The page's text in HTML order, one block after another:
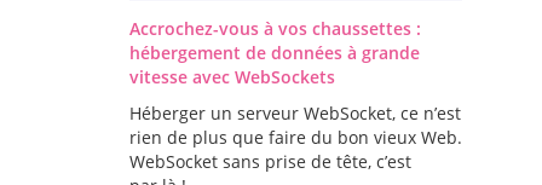
Accrochez-vous à vos chaussettes :
hébergement de données à grande
vitesse avec WebSockets
Héberger un serveur WebSocket, ce n’est
rien de plus que faire du bon vieux Web.
WebSocket sans prise de tête, c’est